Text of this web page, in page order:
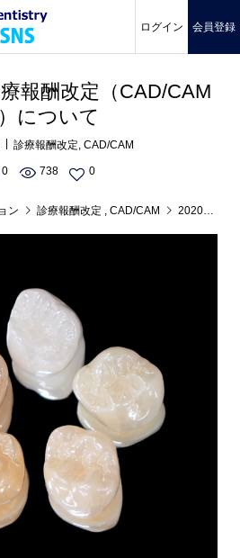
ログイン 会員登録
報酬改定（CAD/CAM
について
診療報酬改定, CAD/CAM
0 738 0
ン 診療報酬改定 , CAD/CAM 2020年4月の診療報酬改定（CAD/CAM冠）について